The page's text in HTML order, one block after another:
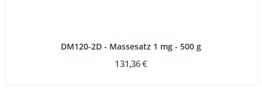
DM120-2D - Massesatz 1 mg - 500 g
131,36 €